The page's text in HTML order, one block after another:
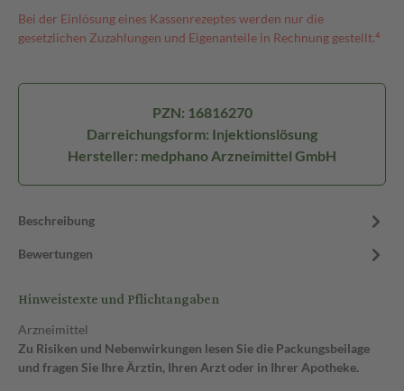
Bei der Einlösung eines Kassenrezeptes werden nur die
gesetzlichen Zuzahlungen und Eigenanteile in Rechnung gestellt.⁴
PZN: 16816270
Darreichungsform: Injektionslösung
Hersteller: medphano Arzneimittel GmbH
Beschreibung
Bewertungen
Hinweistexte und Pflichtangaben
Arzneimittel
Zu Risiken und Nebenwirkungen lesen Sie die Packungsbeilage
und fragen Sie Ihre Ärztin, Ihren Arzt oder in Ihrer Apotheke.